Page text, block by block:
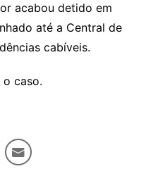
acabou detido em
até a Central de
cabíveis.
caso.